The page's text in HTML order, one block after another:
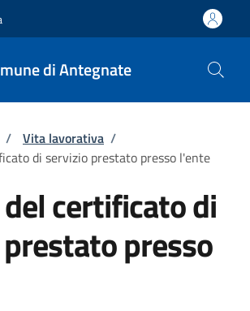
di Antegnate
pane
/ Vita lavorativa /
di servizio prestato presso l'ente
certificato di
presso